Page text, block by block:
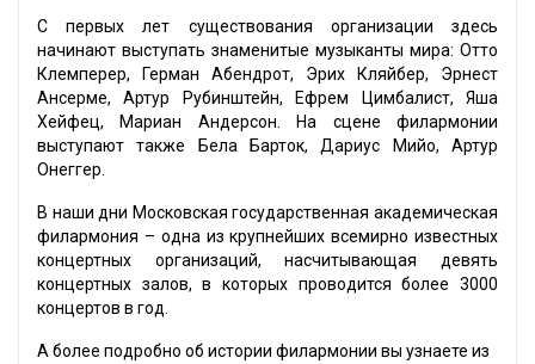
С первых лет существования организации здесь
начинают выступать знаменитые музыканты мира: Отто
Клемперер, Герман Абендрот, Эрих Кляйбер, Эрнест
Ансерме, Артур Рубинштейн, Ефрем Цимбалист, Яша
Хейфец, Мариан Андерсон. На сцене филармонии
выступают также Бела Барток, Дариус Мийо, Артур
Онеггер.
В наши дни Московская государственная академическая
филармония – одна из крупнейших всемирно известных
концертных организаций, насчитывающая девять
концертных залов, в которых проводится более 3000
концертов в год.
А более подробно об истории филармонии вы узнаете из